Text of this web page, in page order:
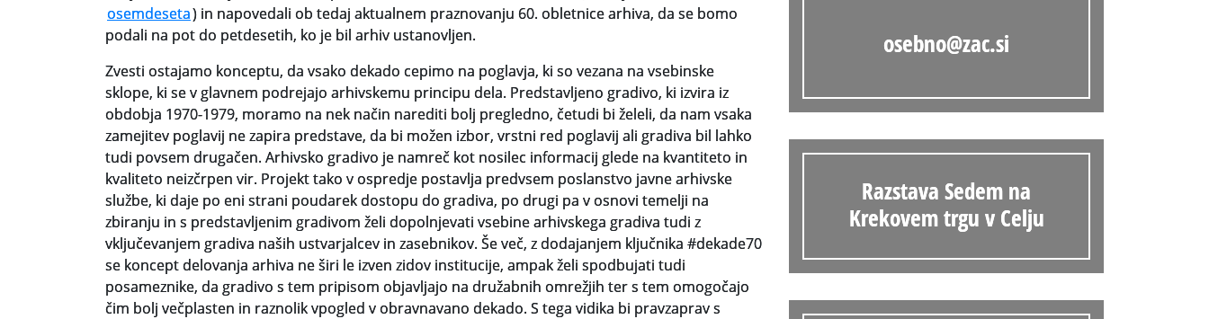
osemdeseta) in napovedali ob tedaj aktualnem praznovanju 60. obletnice arhiva, da se bomo
podali na pot do petdesetih, ko je bil arhiv ustanovljen.
Zvesti ostajamo konceptu, da vsako dekado cepimo na poglavja, ki so vezana na vsebinske
sklope, ki se v glavnem podrejajo arhivskemu principu dela. Predstavljeno gradivo, ki izvira iz
obdobja 1970-1979, moramo na nek način narediti bolj pregledno, četudi bi želeli, da nam vsaka
zamejitev poglavij ne zapira predstave, da bi možen izbor, vrstni red poglavij ali gradiva bil lahko
tudi povsem drugačen. Arhivsko gradivo je namreč kot nosilec informacij glede na kvantiteto in
kvaliteto neizčrpen vir. Projekt tako v ospredje postavlja predvsem poslanstvo javne arhivske
službe, ki daje po eni strani poudarek dostopu do gradiva, po drugi pa v osnovi temelji na
zbiranju in s predstavljenim gradivom želi dopolnjevati vsebine arhivskega gradiva tudi z
vključevanjem gradiva naših ustvarjalcev in zasebnikov. Še več, z dodajanjem ključnika #dekade70
se koncept delovanja arhiva ne širi le izven zidov institucije, ampak želi spodbujati tudi
posameznike, da gradivo s tem pripisom objavljajo na družabnih omrežjih ter s tem omogočajo
čim bolj večplasten in raznolik vpogled v obravnavano dekado. S tega vidika bi pravzaprav s
osebno@zac.si
Razstava Sedem na
Krekovem trgu v Celju